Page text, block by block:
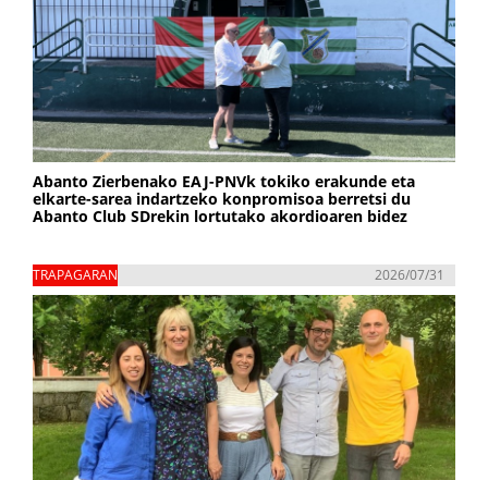
Abanto Zierbenako EAJ-PNVk tokiko erakunde eta
elkarte-sarea indartzeko konpromisoa berretsi du
Abanto Club SDrekin lortutako akordioaren bidez
TRAPAGARAN 2026/07/31